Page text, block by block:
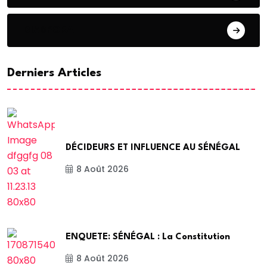
Derniers Articles
DÉCIDEURS ET INFLUENCE AU SÉNÉGAL
8 Août 2026
ENQUETE: SÉNÉGAL : La Constitution
8 Août 2026